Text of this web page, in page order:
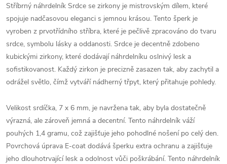
Stříbrný náhrdelník Srdce se zirkony je mistrovským dílem, které
spojuje nadčasovou eleganci s jemnou krásou. Tento šperk je
vyroben z prvotřídního stříbra, které je pečlivě zpracováno do tvaru
srdce, symbolu lásky a oddanosti. Srdce je decentně zdobeno
kubickými zirkony, které dodávají náhrdelníku oslnivý lesk a
sofistikovanost. Každý zirkon je precizně zasazen tak, aby zachytil a
odrážel světlo, čímž vytváří nádherný třpyt, který přitahuje pohledy.
Velikost srdíčka, 7 x 6 mm, je navržena tak, aby byla dostatečně
výrazná, ale zároveň jemná a decentní. Tento náhrdelník váží
pouhých 1,4 gramu, což zajišťuje jeho pohodlné nošení po celý den.
Povrchová úprava E-coat dodává šperku extra ochranu a zajišťuje
jeho dlouhotrvající lesk a odolnost vůči poškrábání. Tento náhrdelník